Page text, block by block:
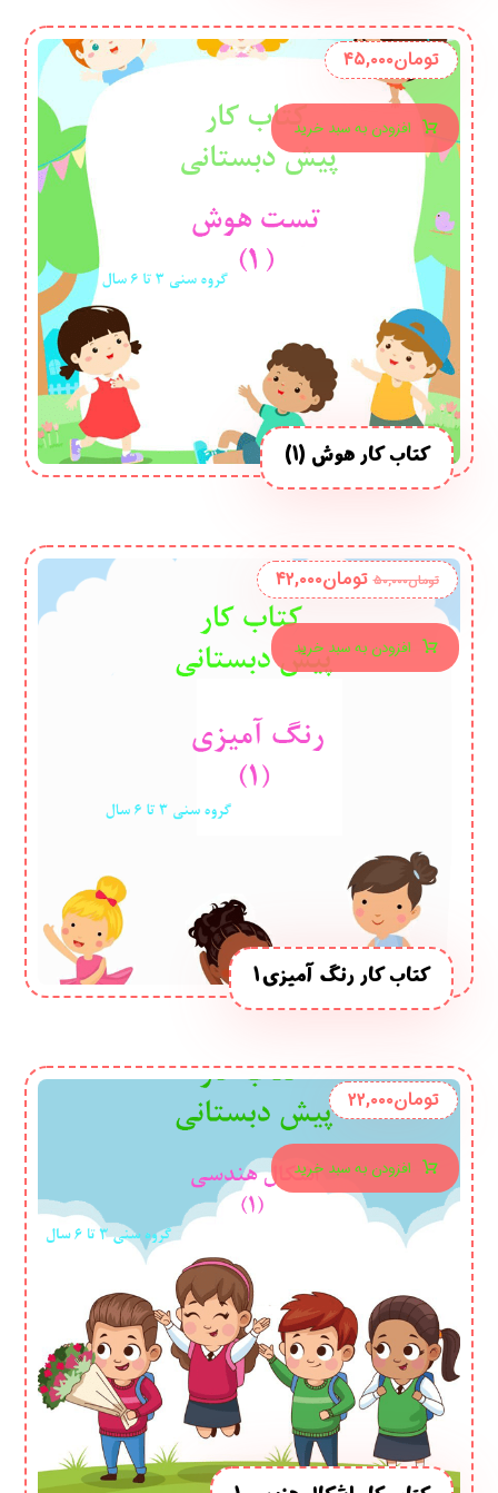
کتاب کار هوش (1)
تومان۴۵,۰۰۰
افزودن به سبد خرید
کتاب کار رنگ آمیزی 1
تومان۵۰,۰۰۰ تومان۴۲,۰۰۰
افزودن به سبد خرید
تومان۲۲,۰۰۰
افزودن به سبد خرید